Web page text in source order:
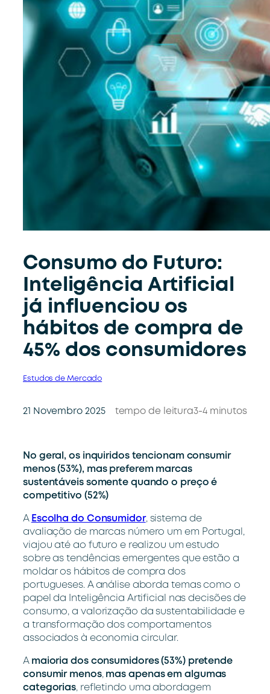
Consumo do Futuro:
Inteligência Artificial
já influenciou os
hábitos de compra de
45% dos consumidores
Estudos de Mercado
21 Novembro 2025 tempo de leitura3-4 minutos
No geral, os inquiridos tencionam consumir
menos (53%), mas preferem marcas
sustentáveis somente quando o preço é
competitivo (52%)
A Escolha do Consumidor, sistema de
avaliação de marcas número um em Portugal,
viajou até ao futuro e realizou um estudo
sobre as tendências emergentes que estão a
moldar os hábitos de compra dos
portugueses. A análise aborda temas como o
papel da Inteligência Artificial nas decisões de
consumo, a valorização da sustentabilidade e
a transformação dos comportamentos
associados à economia circular.
A maioria dos consumidores (53%) pretende
consumir menos,mas apenas em algumas
categorias, refletindo uma abordagem